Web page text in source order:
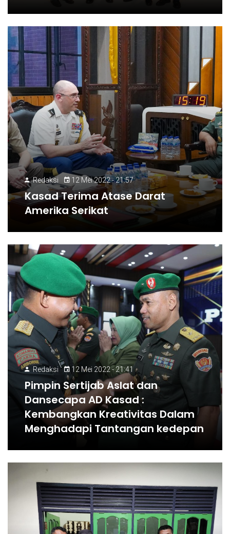
Redaksi 12 Mei 2022 - 21:57
Kasad Terima Atase Darat
Amerika Serikat
Redaksi 12 Mei 2022 - 21:41
Pimpin Sertijab Aslat dan
Dansecapa AD Kasad :
Kembangkan Kreativitas Dalam
Menghadapi Tantangan kedepan